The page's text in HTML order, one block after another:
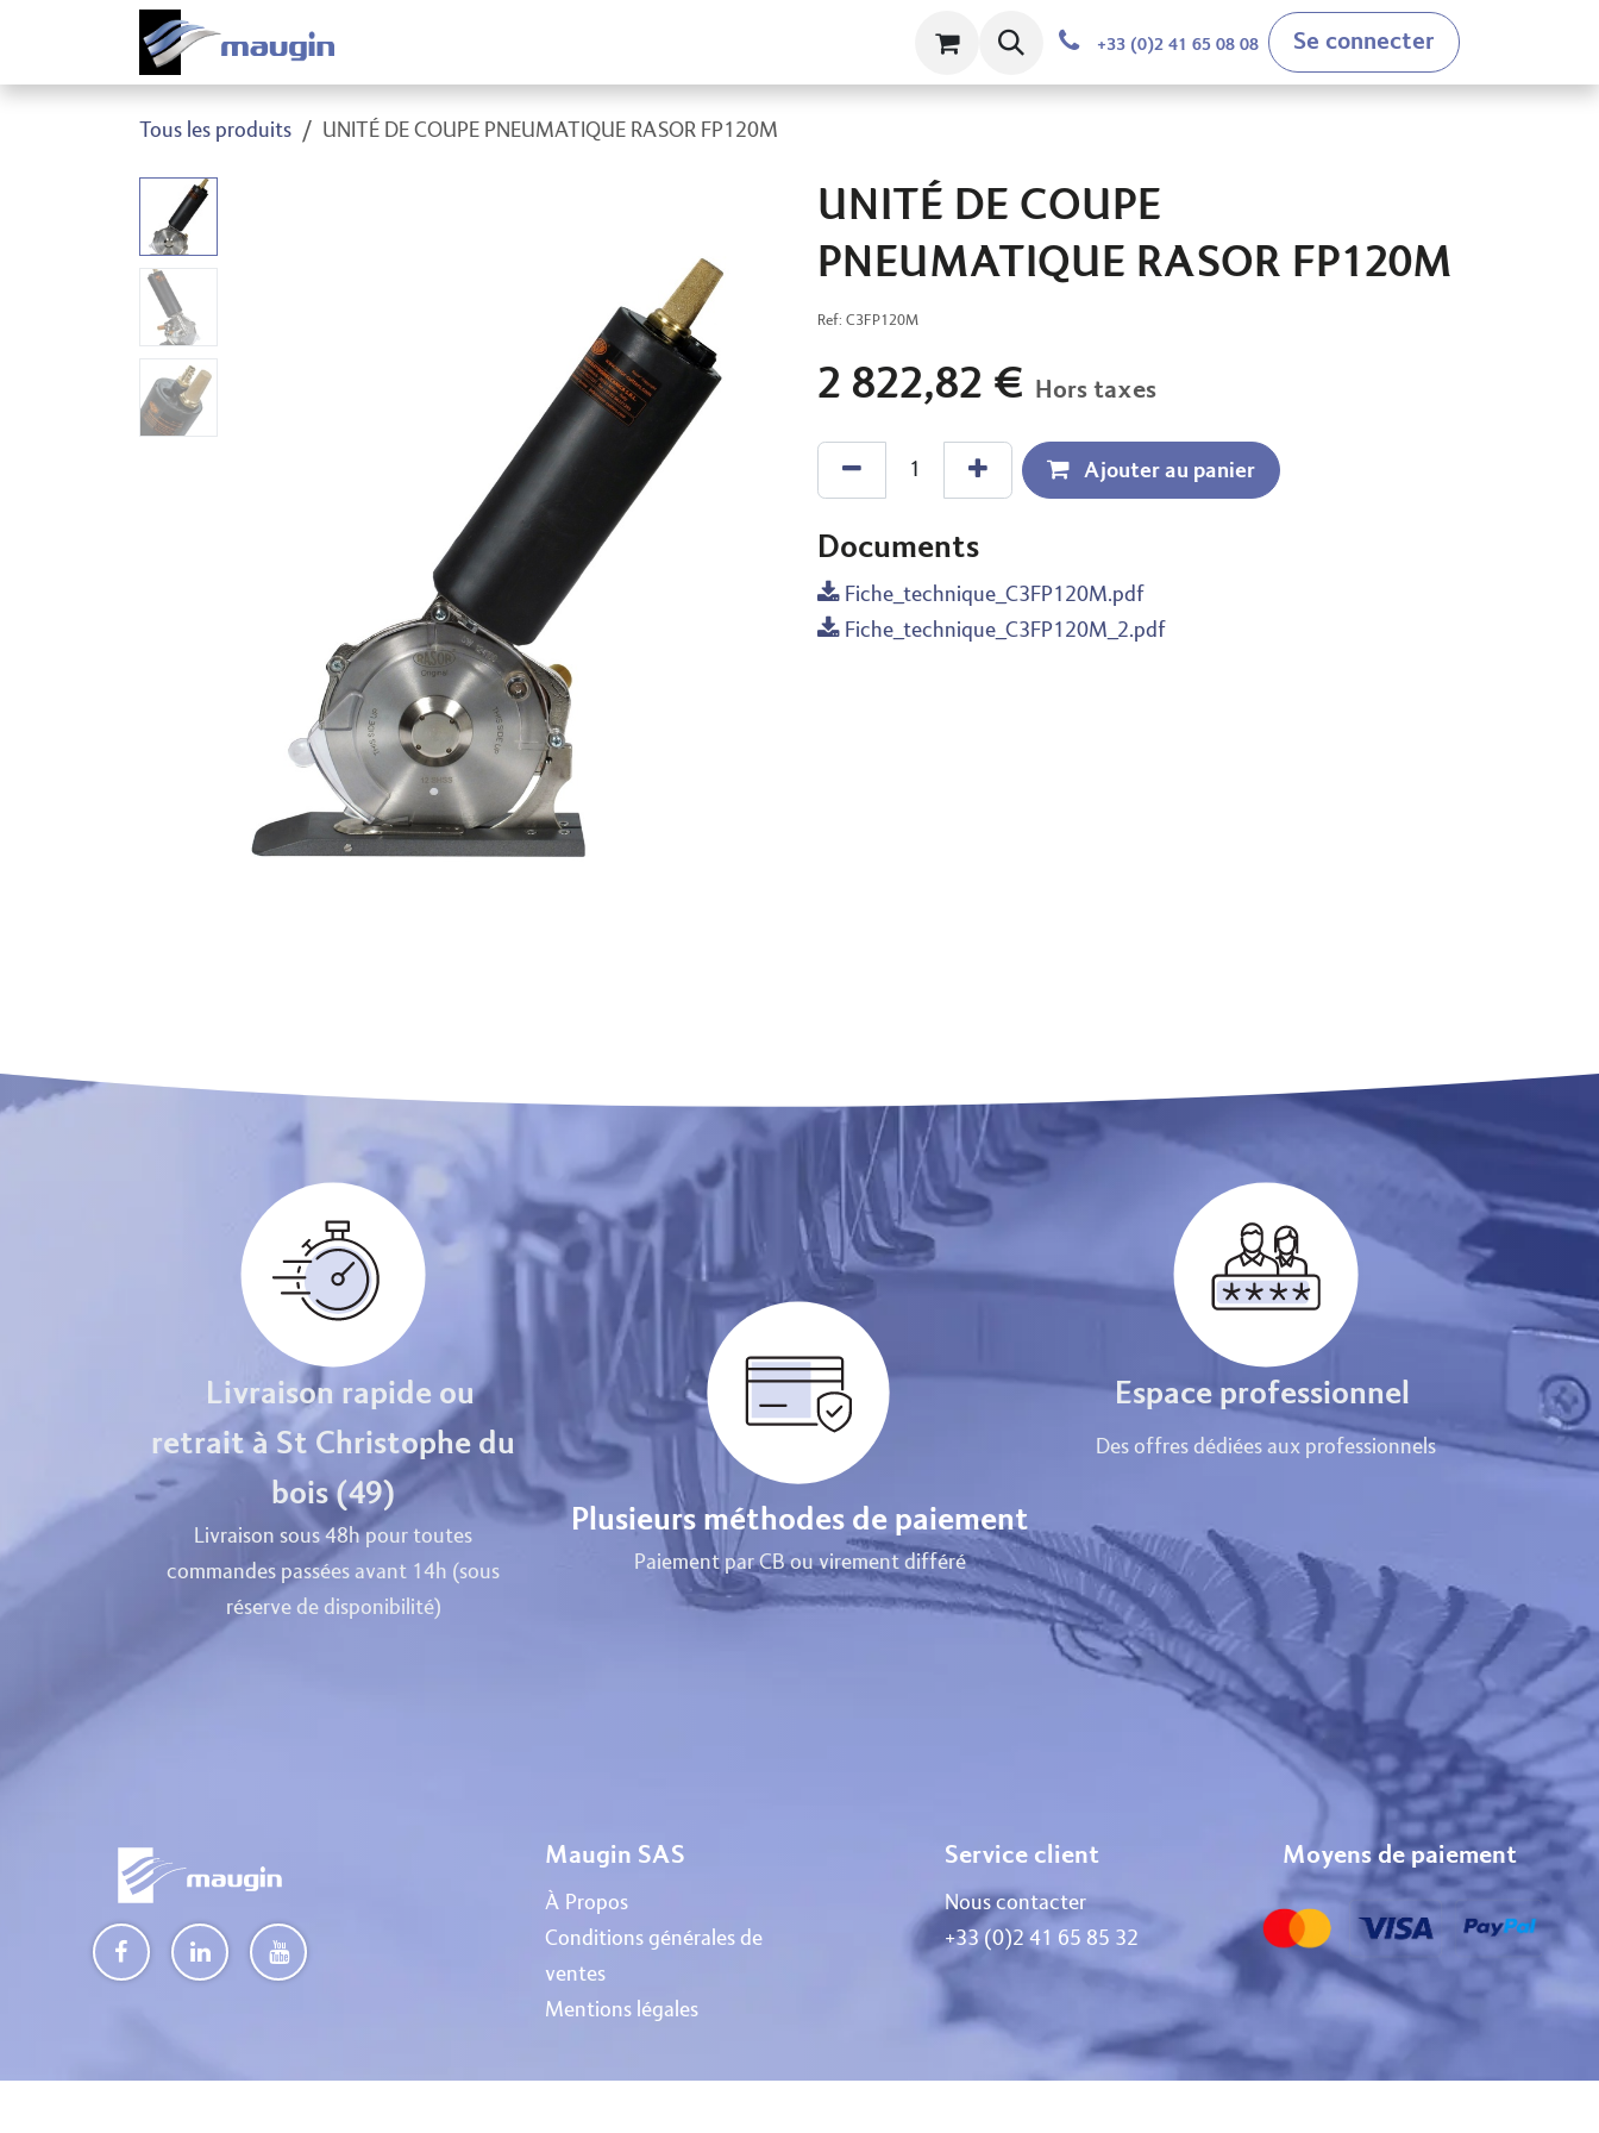
Se rendre au contenu
+33 (0)2 41 65 08 08 Se connecter
Tous les produits UNITÉ DE COUPE PNEUMATIQUE RASOR FP120M
UNITÉ DE COUPE
PNEUMATIQUE RASOR FP120M
Ref: C3FP120M
2 822,82 € Hors taxes
Ajouter au panier
Documents
Fiche_technique_C3FP120M.pdf
Fiche_technique_C3FP120M_2.pdf
Plusieurs méthodes de paiement
Paiement par CB ou virement différé
Espace professionnel
Des offres dédiées aux professionnels
Livraison rapide ou
retrait à St Christophe du
bois (49)
Livraison sous 48h pour toutes
commandes passées avant 14h (sous
réserve de disponibilité)
Maugin SAS
À Propos
Conditions générales de
ventes
Mentions légales
Service client
Nous contacter
+33 (0)2 41 65 85 32
Moyens de paiement